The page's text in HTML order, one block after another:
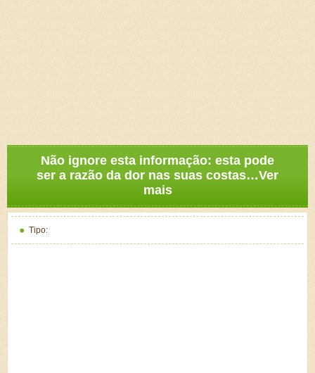
Não ignore esta informação: esta pode
ser a razão da dor nas suas costas…Ver
mais
Tipo: